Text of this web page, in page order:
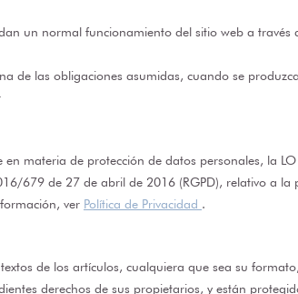
un normal funcionamiento del sitio web a
de las obligaciones asumidas, cuando se
en materia de protección de datos personales, la
679 de 27 de abril de 2016 (RGPD), relativo a
ver Política de Privacidad .
de los artículos, cualquiera que sea su
derechos de sus propietarios, y están